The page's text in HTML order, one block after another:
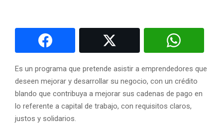
Es un programa que pretende asistir a emprendedores que
deseen mejorar y desarrollar su negocio, con un crédito
blando que contribuya a mejorar sus cadenas de pago en
lo referente a capital de trabajo, con requisitos claros,
justos y solidarios.